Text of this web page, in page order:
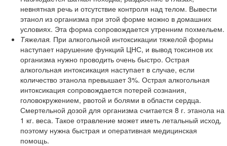
невнятная речь и отсутствие контроля над телом. Вывести
этанол из организма при этой форме можно в домашних
условиях. Эта форма сопровождается утренним похмельем.
Тяжелая. При алкогольной интоксикации тяжелой формы
наступает нарушение функций ЦНС, и вывод токсинов их
организма нужно проводить очень быстро. Острая
алкогольная интоксикация наступает в случае, если
количество этанола превышает 3%. Острая алкогольная
интоксикация сопровождается потерей сознания,
головокружением, рвотой и болями в области сердца.
Смертельной дозой для организма считается 8 г. этанола на
1 кг. веса. Такое отравление может иметь летальный исход,
поэтому нужна быстрая и оперативная медицинская
помощь.